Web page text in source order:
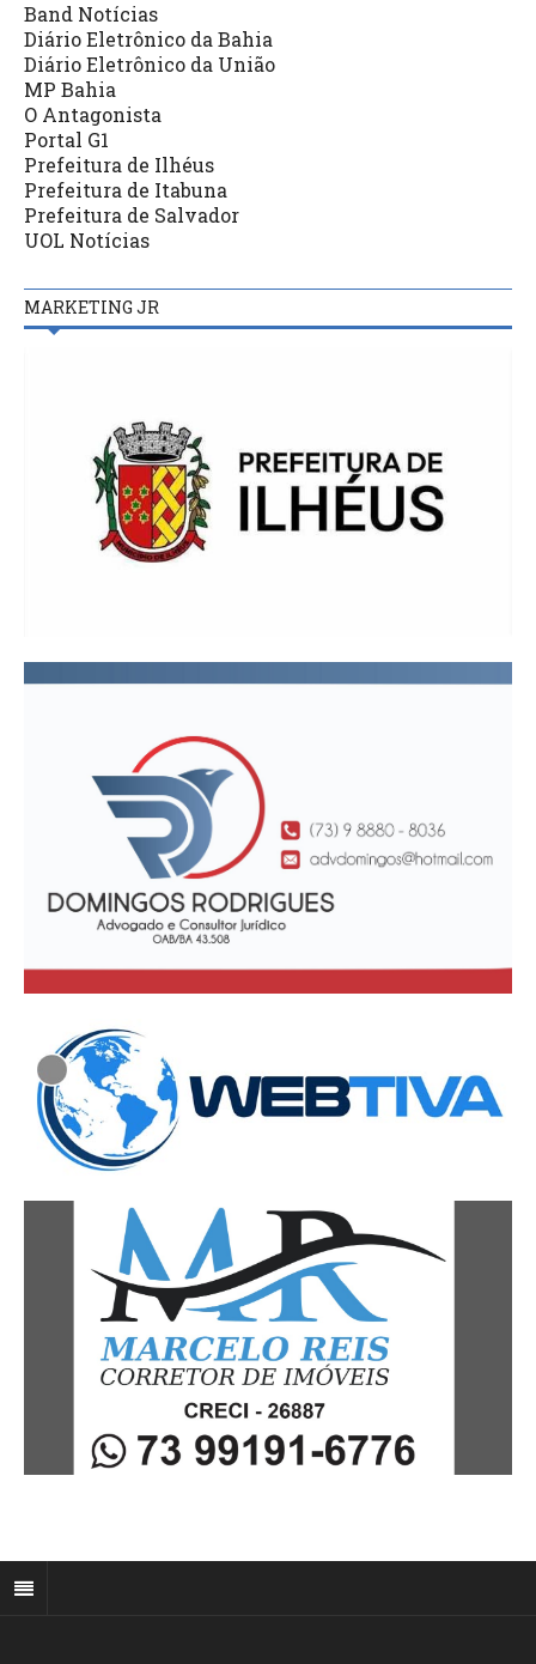
Band Notícias
Diário Eletrônico da Bahia
Diário Eletrônico da União
MP Bahia
O Antagonista
Portal G1
Prefeitura de Ilhéus
Prefeitura de Itabuna
Prefeitura de Salvador
UOL Notícias
MARKETING JR